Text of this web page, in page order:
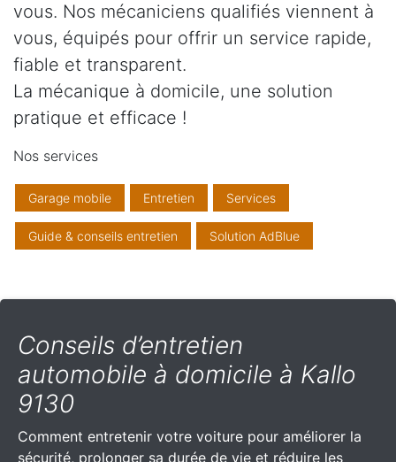
vous. Nos mécaniciens qualifiés viennent à
vous, équipés pour offrir un service rapide,
fiable et transparent.
La mécanique à domicile, une solution
pratique et efficace !
Nos services
Garage mobile Entretien Services
Guide & conseils entretien Solution AdBlue
Conseils d’entretien
automobile à domicile à Kallo
9130
Comment entretenir votre voiture pour améliorer la
sécurité, prolonger sa durée de vie et réduire les